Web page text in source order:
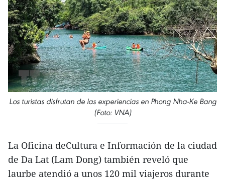
Los turistas disfrutan de las experiencias en Phong Nha-Ke Bang
(Foto: VNA)
La Oficina deCultura e Información de la ciudad
de Da Lat (Lam Dong) también reveló que
laurbe atendió a unos 120 mil viajeros durante